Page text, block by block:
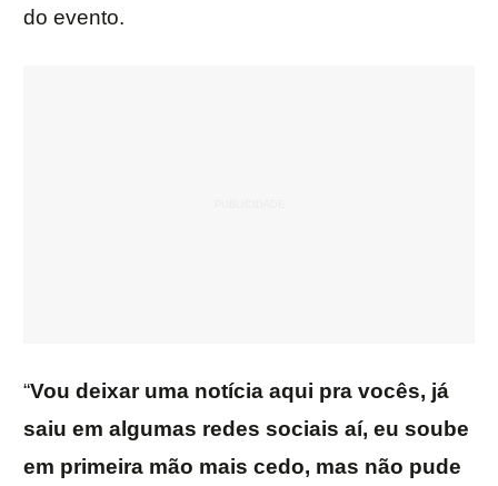
do evento.
“Vou deixar uma notícia aqui pra vocês, já
saiu em algumas redes sociais aí, eu soube
em primeira mão mais cedo, mas não pude